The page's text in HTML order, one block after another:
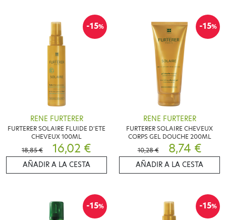
-15%
RENE FURTERER
FURTERER SOLAIRE FLUIDE D'ETE
CHEVEUX 100ML
18,85 €
16,02 €
AÑADIR A LA CESTA
-15%
RENE FURTERER
FURTERER SOLAIRE CHEVEUX
CORPS GEL DOUCHE 200ML
10,28 €
8,74 €
AÑADIR A LA CESTA
-15% -15%